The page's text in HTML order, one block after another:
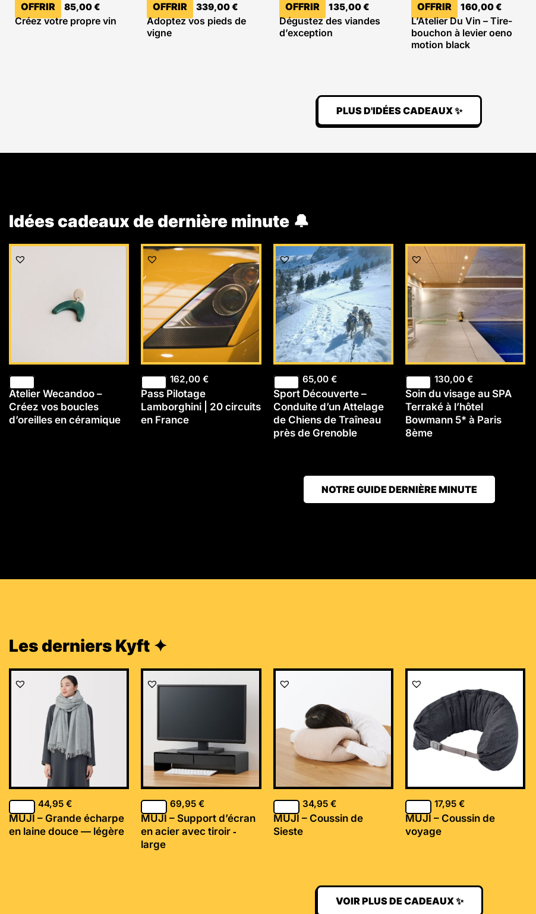
OFFRIR 85,00€
Créez votre propre vin
OFFRIR 339,00€
Adoptez vos pieds de
vigne
OFFRIR 135,00€
Dégustez des viandes
d’exception
OFFRIR 160,00€
L’Atelier Du Vin – Tire-
bouchon à levier oeno
motion black
PLUS D'IDÉES CADEAUX ✨
Idées cadeaux de dernière minute 🔔
Atelier Wecandoo –
Créez vos boucles
d’oreilles en céramique
162,00€
Pass Pilotage
Lamborghini | 20 circuits
en France
65,00 €
Sport Découverte –
Conduite d’un Attelage
de Chiens de Traîneau
près de Grenoble
130,00 €
Soin du visage au SPA
Terraké à l’hôtel
Bowmann 5* à Paris
8ème
NOTRE GUIDE DERNIÈRE MINUTE
Les derniers Kyft ✦
44,95 €
MUJI – Grande écharpe
en laine douce — légère
69,95€
MUJI – Support d’écran
en acier avec tiroir ‐
large
34,95 €
MUJI – Coussin de
Sieste
17,95 €
MUJI – Coussin de
voyage
VOIR PLUS DE CADEAUX ✨